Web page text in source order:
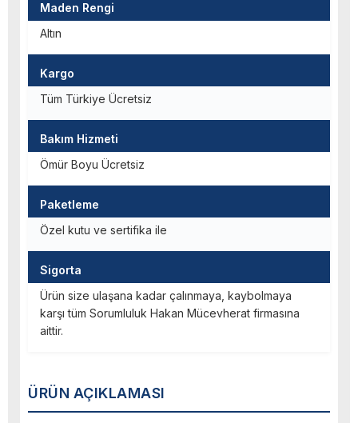
ÜRÜN AÇIKLAMASI
Maden Rengi
Altın
Kargo
Tüm Türkiye Ücretsiz
Bakım Hizmeti
Ömür Boyu Ücretsiz
Paketleme
Özel kutu ve sertifika ile
Sigorta
Ürün size ulaşana kadar çalınmaya, kaybolmaya
karşı tüm Sorumluluk Hakan Mücevherat firmasına
aittir.